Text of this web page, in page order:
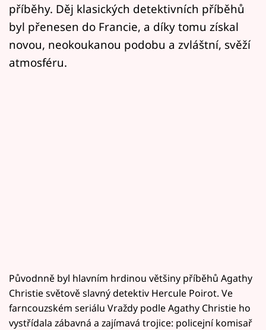
Sledujte nás
příběhy. Děj klasických detektivních příběhů
byl přenesen do Francie, a díky tomu získal
novou, neokoukanou podobu a zvláštní, svěží
atmosféru.
Původnně byl hlavním hrdinou většiny příběhů Agathy
Christie světově slavný detektiv Hercule Poirot. Ve
farncouzském seriálu Vraždy podle Agathy Christie ho
vystřídala zábavná a zajímavá trojice: policejní komisař